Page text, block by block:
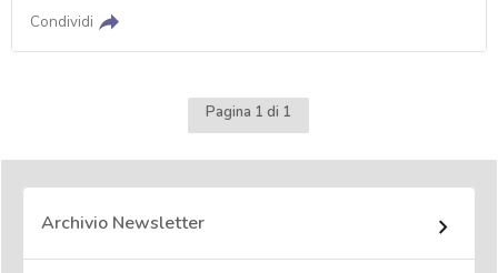
Condividi
Pagina 1 di 1
Archivio Newsletter